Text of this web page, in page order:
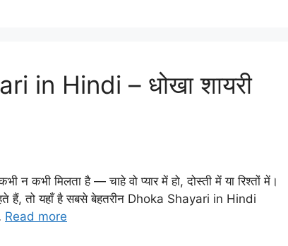
in Hindi – धोखा शायरी
न कभी मिलता है — चाहे वो प्यार में हो, दोस्ती में या रिश्तों में।
हैं, तो यहाँ है सबसे बेहतरीन Dhoka Shayari in Hindi
Read more